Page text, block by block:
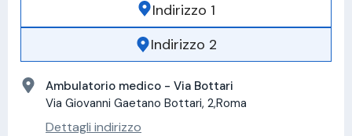
Indirizzo 1
Indirizzo 2
Ambulatorio medico - Via Bottari
Via Giovanni Gaetano Bottari, 2,Roma
Dettagli indirizzo